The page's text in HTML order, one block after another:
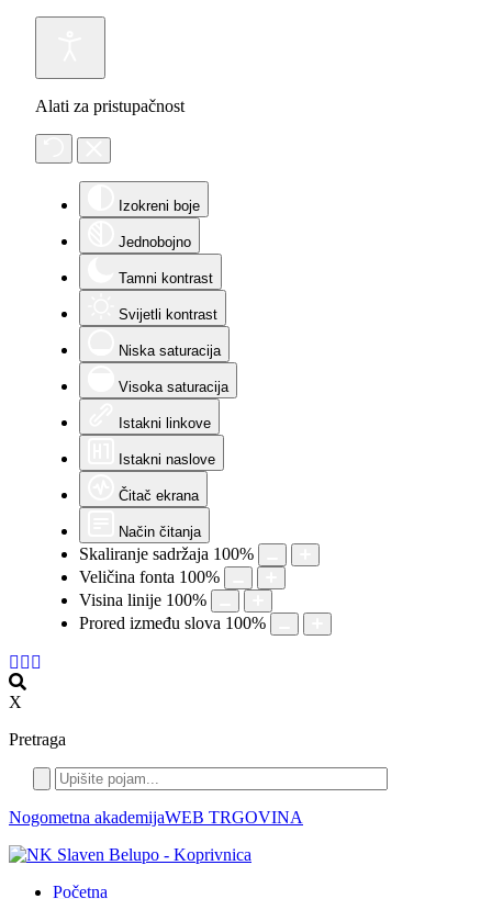
Alati za pristupačnost
Izokreni boje
Jednobojno
Tamni kontrast
Svijetli kontrast
Niska saturacija
Visoka saturacija
Istakni linkove
Istakni naslove
Čitač ekrana
Način čitanja
Skaliranje sadržaja 100%
Veličina fonta 100%
Visina linije 100%
Prored između slova 100%
X
Pretraga
Nogometna akademijaWEB TRGOVINA
Početna